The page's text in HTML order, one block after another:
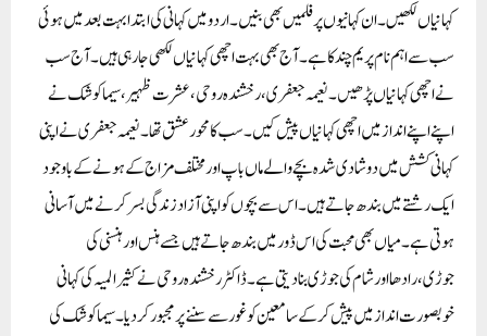
کہانیاں لکھیں۔ان کہانیوں پر فلمیں بھی بنیں۔اردو میں کہانی کی ابتدا بہت بعد میں ہوئی
سب سے اہم نام پریم چند کا ہے۔ آج بھی بہت اچھی کہانیاں لکھی جارہی ہیں۔ آج سب
نے اچھی کہانیاں پڑھیں۔نعیمہ جعفری، رخشندہ روحی،عشرت ظہیر،سیما کوشک نے
اپنے اپنے انداز میں اچھی کہانیاں پیش کیں۔سب کا محور عشق تھا۔ نعیمہ جعفری نے اپنی
کہانی کشش میں دوشادی شدہ بچے والے ماں باپ اور مختلف مزاج کے ہونے کے باوجود
ایک رشتے میں بندھ جاتے ہیں۔اس سے بچوں کو اپنی آزاد زندگی بسر کرنے میں آسانی
ہوتی ہے۔ میاں بھی محبت کی اس ڈور میں بندھ جاتے ہیں جسے ہنس اور ہنسنی کی
جوڑی،رادھا اور شام کی جوڑی بنا دیتی ہے۔ڈاکٹر رخشندہ روحی نے کثیر المیہ کی کہانی
خوبصورت انداز میں پیش کرکے سامعین کو غور سے سننے پر مجبور کردیا۔سیما کوشک کی